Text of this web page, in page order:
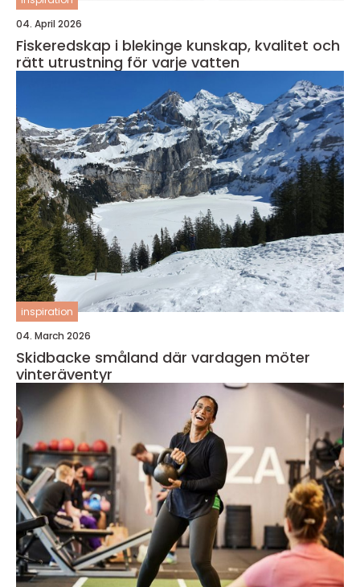
04. April 2026
Fiskeredskap i blekinge kunskap, kvalitet och
rätt utrustning för varje vatten
inspiration
04. March 2026
Skidbacke småland där vardagen möter
vinteräventyr